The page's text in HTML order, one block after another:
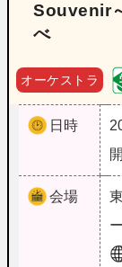
Souvenir
べ
オーケストラ
日時
会場